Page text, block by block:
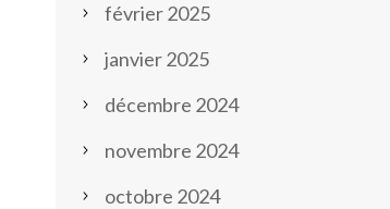
février 2025
janvier 2025
décembre 2024
novembre 2024
octobre 2024